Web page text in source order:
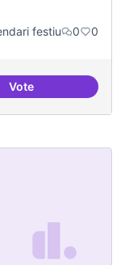
festiu 0 0
VoteUna única Festa